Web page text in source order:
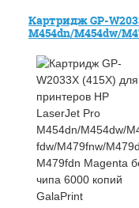
Картридж GP-
M454dn/M454dw/